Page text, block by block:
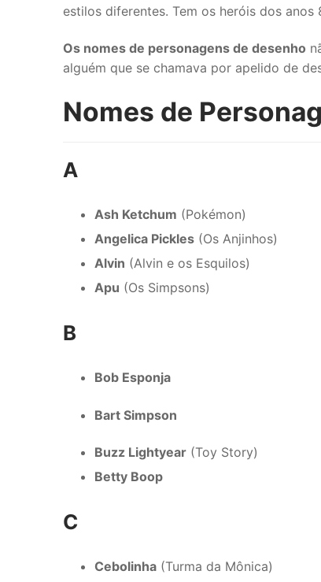
estilos diferentes. Tem os heróis dos
Os nomes de personagens de desenho
alguém que se chamava por apelido de
Nomes de
A
Ash Ketchum (Pokémon)
Angelica Pickles (Os Anjinhos)
Alvin (Alvin e os Esquilos)
Apu (Os Simpsons)
B
Bob Esponja
Bart Simpson
Buzz Lightyear (Toy Story)
Betty Boop
C
Cebolinha (Turma da Mônica)